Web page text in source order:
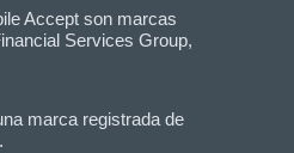
Accept son marcas
Services Group,
marca registrada de